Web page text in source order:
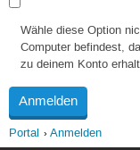
Wähle diese Option
Computer befindest,
zu deinem Konto
Portal Anmelden